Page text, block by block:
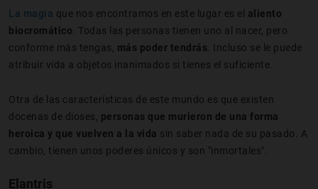
La magia que nos encontramos en este lugar es el aliento
biocromático . Todas las personas tienen uno al nacer, pero
conforme más tengas, más poder tendrás . Incluso se le puede
atribuir vida a objetos inanimados si tienes el suficiente.
Otra de las características de este mundo es que existen
docenas de dioses, personas que murieron de una forma
heroica y que vuelven a la vida sin saber nada de su pasado. A
cambio, tienen unos poderes únicos y son "inmortales".
Elantris